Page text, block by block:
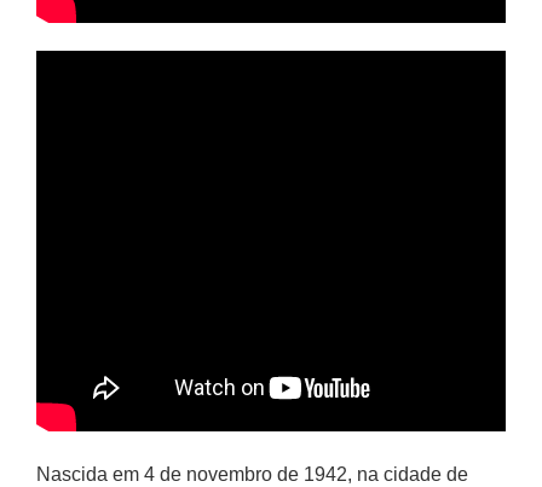
Nascida em 4 de novembro de 1942, na cidade de